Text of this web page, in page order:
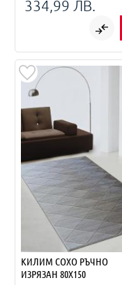
334,99 ЛВ.
КИЛИМ СОХО РЪЧНО
ИЗРЯЗАН 80Х150